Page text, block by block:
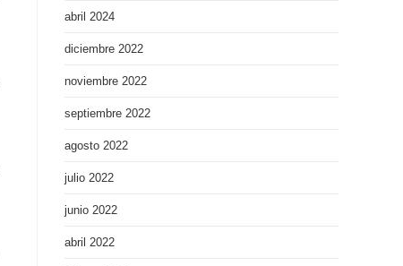
abril 2024
diciembre 2022
noviembre 2022
septiembre 2022
agosto 2022
julio 2022
junio 2022
abril 2022